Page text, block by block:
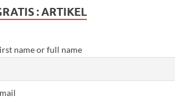
: ARTIKEL
name or full name